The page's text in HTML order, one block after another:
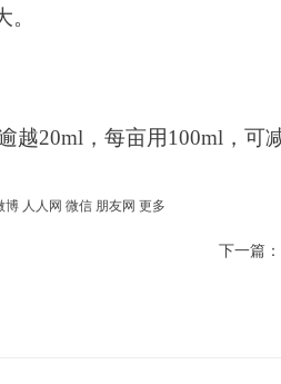
。
越20ml ，每亩用100ml ，可
博 人人网 微信 朋友网 更多
下一篇：